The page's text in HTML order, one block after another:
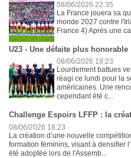
08/06/2026 22:35
La France jouera sa
monde 2027 contre
France 4) Après une
U23 - Une défaite plus honorable
08/06/2026 18:23
Lourdement battues
réagi ce lundi pour la
américaines. Une
cependant été c...
Challenge Espoirs LFFP : la
08/06/2026 18:23
La création d’une nouvelle
formation féminins, visant à densifier
été adoptée lors de l'Assemb...